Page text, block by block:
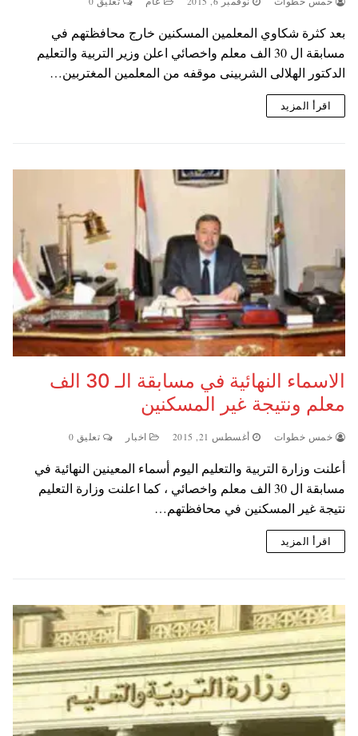
بعد كثرة شكاوي المعلمين المسكنين خارج محافظتهم في
مسابقة ال 30 الف معلم واخصائي اعلن وزير التربية والتعليم
الدكتور الهلالى الشربينى موقفه من المعلمين المغتربين…
اقرأ المزيد
الاسماء النهائية في مسابقة الـ 30 الف
معلم ونتيجة غير المسكنين
خمس خطوات أغسطس 21, 2015 اخبار تعليق 0
أعلنت وزارة التربية والتعليم اليوم أسماء المعينين النهائية في
مسابقة ال 30 الف معلم واخصائي ، كما اعلنت وزارة التعليم
نتيجة غير المسكنين في محافظتهم…
اقرأ المزيد